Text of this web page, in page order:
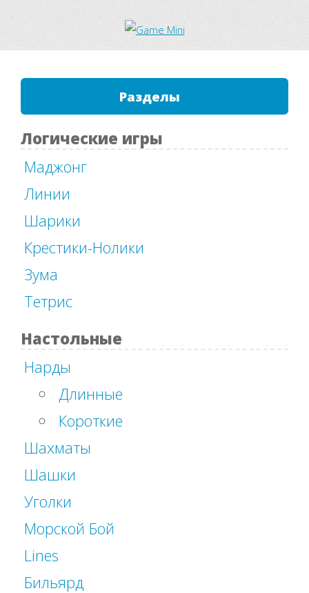
Разделы
Логические игры
Маджонг
Линии
Шарики
Крестики-Нолики
Зума
Тетрис
Настольные
Нарды
Длинные
Короткие
Шахматы
Шашки
Уголки
Морской Бой
Lines
Бильярд